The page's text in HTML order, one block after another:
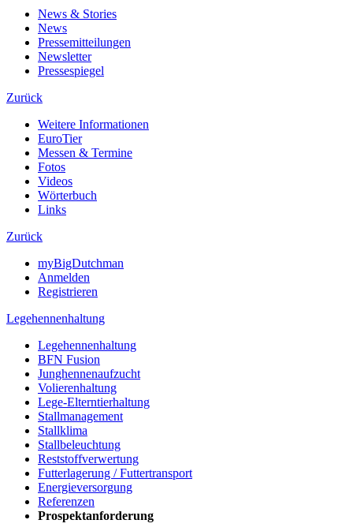
News & Stories
News
Pressemitteilungen
Newsletter
Pressespiegel
Zurück
Weitere Informationen
EuroTier
Messen & Termine
Fotos
Videos
Wörterbuch
Links
Zurück
myBigDutchman
Anmelden
Registrieren
Legehennenhaltung
Legehennenhaltung
BFN Fusion
Junghennenaufzucht
Volierenhaltung
Lege-Elterntierhaltung
Stallmanagement
Stallklima
Stallbeleuchtung
Reststoffverwertung
Futterlagerung / Futtertransport
Energieversorgung
Referenzen
Prospektanforderung